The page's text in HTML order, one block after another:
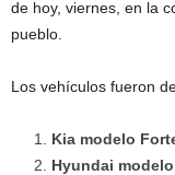
de hoy, viernes, en la
pueblo.
Los vehículos fueron
Kia modelo
Hyundai modelo